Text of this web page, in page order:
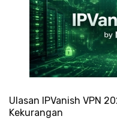
Ulasan IPVanish VPN
Kekurangan